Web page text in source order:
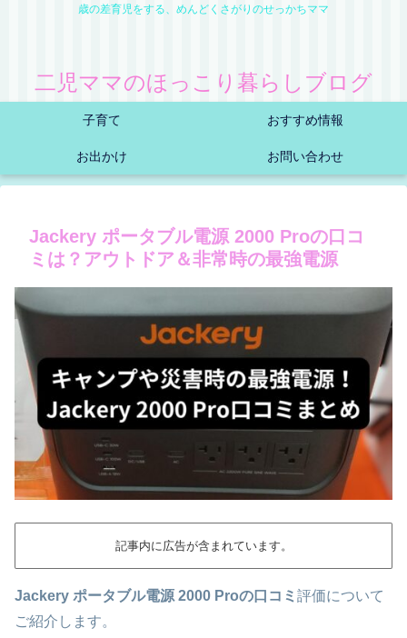
歳の差育児をする、めんどくさがりのせっかちママ
二児ママのほっこり暮らしブログ
子育て おすすめ情報
お出かけ お問い合わせ
Jackery ポータブル電源 2000 Proの口コ
ミは？アウトドア＆非常時の最強電源
記事内に広告が含まれています。
Jackery ポータブル電源 2000 Proの口コミ 評価について
ご紹介します。